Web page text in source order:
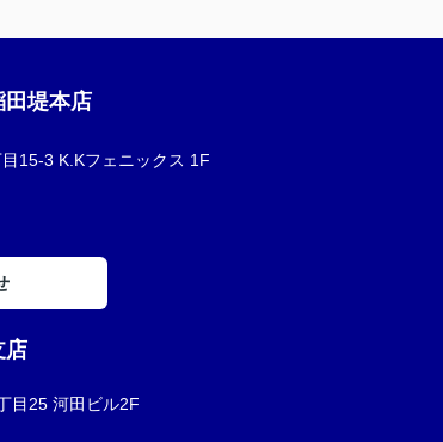
田堤本店
15-3 K.Kフェニックス 1F
店
目25 河田ビル2F